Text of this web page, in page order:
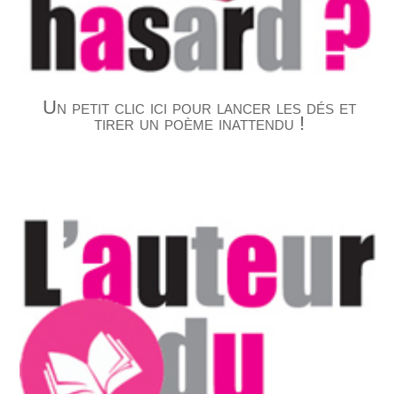
Un petit clic ici pour lancer les dés et
tirer un poème inattendu !